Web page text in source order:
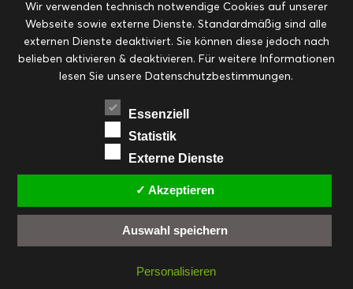
Kuchen, Torten & Desserts Kuchen und
Desserts Kulinarik Kulinarische Mitbringsel &
Eingemachtes Ohne Kategorie Ostern Resteküche
RezepteSaisonalSliderStartseite
Suppen, Salate & Vorspeisen
Vorspeisen, Salate & Suppen
Weihnachten Workshops & Events
FACEBOOK PINTEREST
EMAIL
INSTAGRAM
Wir verwenden technisch notwendige Cookies auf unserer
Webseite sowie externe Dienste. Standardmäßig sind alle
externen Dienste deaktiviert. Sie können diese jedoch nach
belieben aktivieren & deaktivieren. Für weitere Informationen
lesen Sie unsere Datenschutzbestimmungen.
Essenziell
Statistik
Externe Dienste
✓ Akzeptieren
Auswahl speichern
Personalisieren